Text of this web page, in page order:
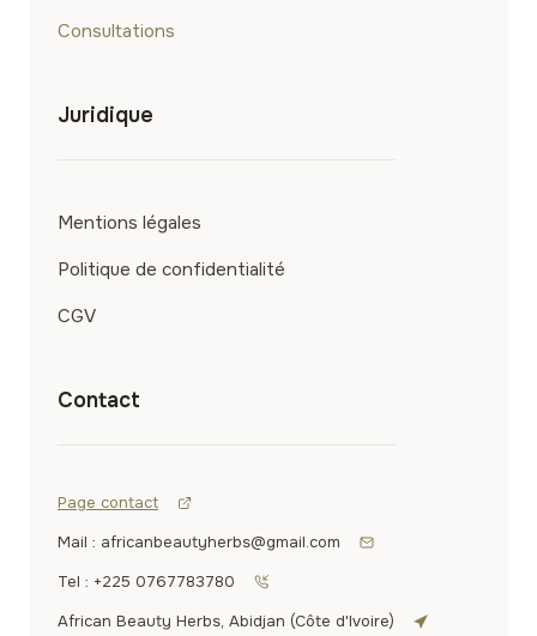
Consultations
Juridique
Mentions légales
Politique de confidentialité
CGV
Contact
Page contact
Mail : africanbeautyherbs@gmail.com
Tel : +225 0767783780
African Beauty Herbs, Abidjan (Côte d'Ivoire)